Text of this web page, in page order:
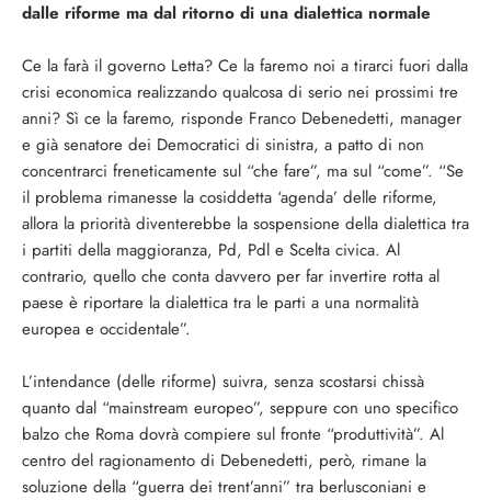
dalle riforme ma dal ritorno di una dialettica normale
Ce la farà il governo Letta? Ce la faremo noi a tirarci fuori dalla
crisi economica realizzando qualcosa di serio nei prossimi tre
anni? Sì ce la faremo, risponde Franco Debenedetti, manager
e già senatore dei Democratici di sinistra, a patto di non
concentrarci freneticamente sul “che fare”, ma sul “come”. “Se
il problema rimanesse la cosiddetta ‘agenda’ delle riforme,
allora la priorità diventerebbe la sospensione della dialettica tra
i partiti della maggioranza, Pd, Pdl e Scelta civica. Al
contrario, quello che conta davvero per far invertire rotta al
paese è riportare la dialettica tra le parti a una normalità
europea e occidentale”.
L’intendance (delle riforme) suivra, senza scostarsi chissà
quanto dal “mainstream europeo”, seppure con uno specifico
balzo che Roma dovrà compiere sul fronte “produttività”. Al
centro del ragionamento di Debenedetti, però, rimane la
soluzione della “guerra dei trent’anni” tra berlusconiani e